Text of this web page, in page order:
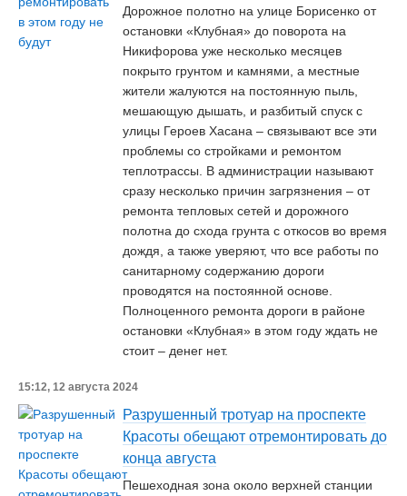
Дорожное полотно на улице Борисенко от
остановки «Клубная» до поворота на
Никифорова уже несколько месяцев
покрыто грунтом и камнями, а местные
жители жалуются на постоянную пыль,
мешающую дышать, и разбитый спуск с
улицы Героев Хасана – связывают все эти
проблемы со стройками и ремонтом
теплотрассы. В администрации называют
сразу несколько причин загрязнения – от
ремонта тепловых сетей и дорожного
полотна до схода грунта с откосов во время
дождя, а также уверяют, что все работы по
санитарному содержанию дороги
проводятся на постоянной основе.
Полноценного ремонта дороги в районе
остановки «Клубная» в этом году ждать не
стоит – денег нет.
15:12, 12 августа 2024
Разрушенный тротуар на проспекте
Красоты обещают отремонтировать до
конца августа
Пешеходная зона около верхней станции